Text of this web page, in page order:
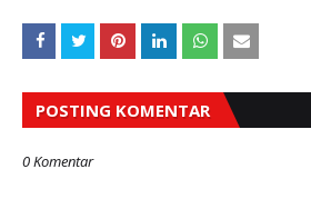
POSTING KOMENTAR
0 Komentar